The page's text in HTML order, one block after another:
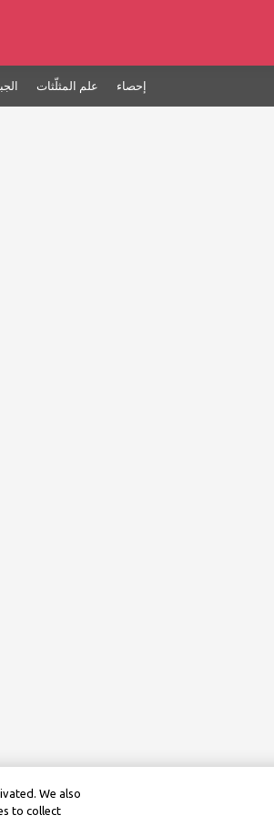
علم المثلّثات إحصاء
We also
to collect